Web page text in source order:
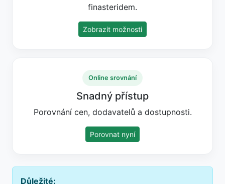
finasteridem.
Zobrazit možnosti
Online srovnání
Snadný přístup
Porovnání cen, dodavatelů a dostupnosti.
Porovnat nyní
Důležité: